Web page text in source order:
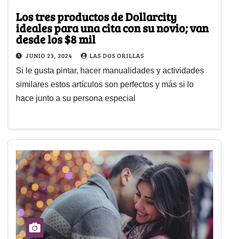
Los tres productos de Dollarcity
ideales para una cita con su novio; van
desde los $8 mil
JUNIO 23, 2024 LAS DOS ORILLAS
Si le gusta pintar, hacer manualidades y actividades
similares estos artículos son perfectos y más si lo
hace junto a su persona especial